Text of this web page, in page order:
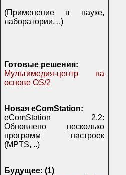
(Применение в науке,
лаборатории, ..)
Готовые решения:
Мультимедия-центр на
основе OS/2
Новая eComStation:
eComStation 2.2:
Обновлено несколько
программ настроек
(MPTS, ..)
Будущее: (1)